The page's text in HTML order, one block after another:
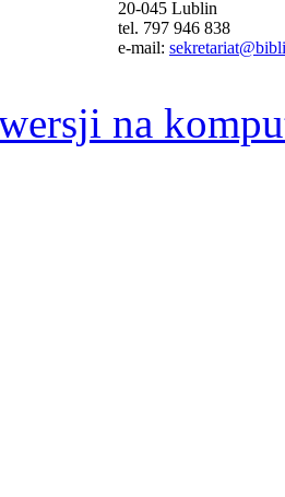
20-045 Lublin
tel. 797 946 838
e-mail:
na